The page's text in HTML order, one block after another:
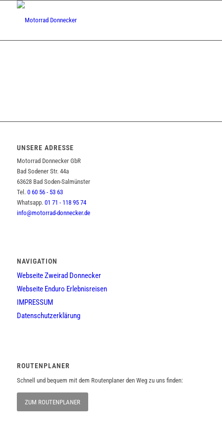
UNSERE ADRESSE
Motorrad Donnecker GbR
Bad Sodener Str. 44a
63628 Bad Soden-Salmünster
Tel. 0 60 56 - 53 63
Whatsapp. 01 71 - 118 95 74
info@motorrad-donnecker.de
NAVIGATION
Webseite Zweirad Donnecker
Webseite Enduro Erlebnisreisen
IMPRESSUM
Datenschutzerklärung
ROUTENPLANER
Schnell und bequem mit dem Routenplaner den Weg zu uns finden:
ZUM ROUTENPLANER